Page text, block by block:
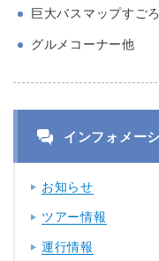
巨大バスマップすごろ
グルメコーナー他
インフォメー
お知らせ
ツアー情報
運行情報